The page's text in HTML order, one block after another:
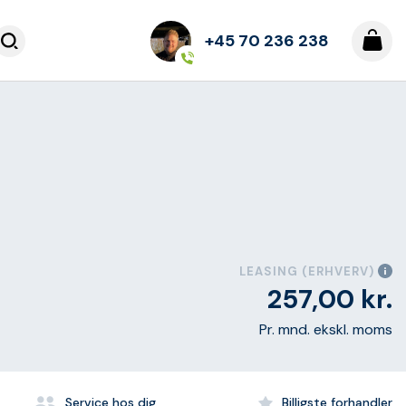
+45 70 236 238
LEASING (ERHVERV)
257,00 kr.
Pr. mnd. ekskl. moms
Service hos dig Billigste forhandler